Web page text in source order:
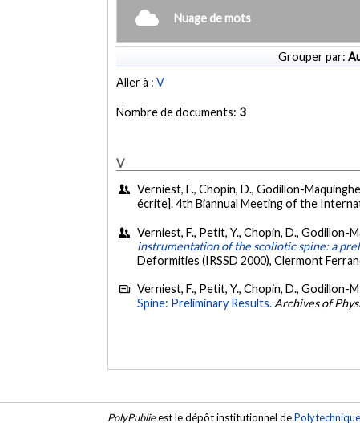
Nuage de mots
Grouper par:
Aller à :V
Nombre de documents: 3
V
Verniest, F., Chopin, D., Godillon-
écrite]. 4th Biannual Meeting of the
Verniest, F., Petit, Y., Chopin, D., Godillon-
instrumentation of the scoliotic spine: a
Deformities (IRSSD 2000), Clermont
Verniest, F., Petit, Y., Chopin, D., Godillon-
Spine: Preliminary Results. Archives of
PolyPublieest le dépôt institutionnel de